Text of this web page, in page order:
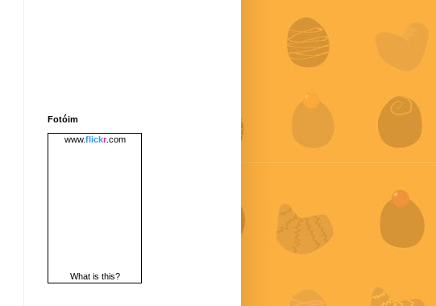
Fotóim
www.flickr.com
What is this?